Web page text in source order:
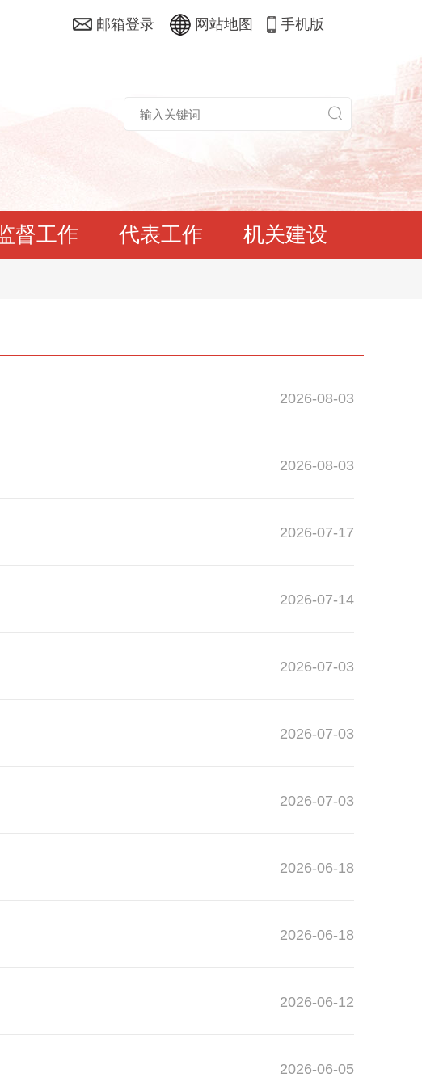
邮箱登录 网站地图 手机版
督工作 代表工作 机关建设
2026-08-03
2026-08-03
2026-07-17
2026-07-14
2026-07-03
2026-07-03
2026-07-03
2026-06-18
2026-06-18
2026-06-12
2026-06-05